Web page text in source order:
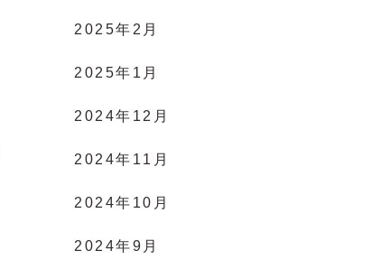
2025年2月
2025年1月
2024年12月
2024年11月
2024年10月
2024年9月